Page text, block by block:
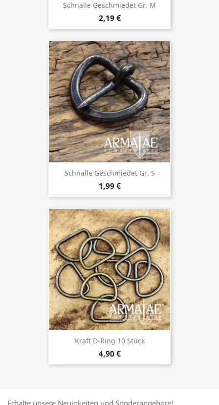
Schnalle Geschmiedet Gr. M
2,19 €
Schnalle Geschmiedet Gr. S
1,99 €
Kraft D-Ring 10 Stück
4,90 €
Erhalte unsere Neuigkeiten und Sonderangebote!